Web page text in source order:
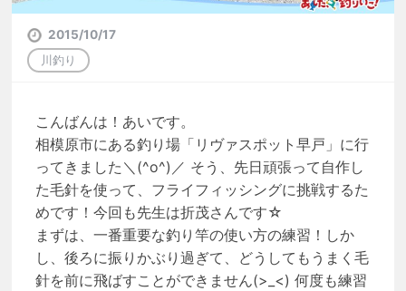
2015/10/17
川釣り
こんばんは！あいです。
相模原市にある釣り場「リヴァスポット早戸」に行
ってきました＼(^o^)／ そう、先日頑張って自作し
た毛針を使って、フライフィッシングに挑戦するた
めです！今回も先生は折茂さんです☆
まずは、一番重要な釣り竿の使い方の練習！しか
し、後ろに振りかぶり過ぎて、どうしてもうまく毛
針を前に飛ばすことができません(>_<) 何度も練習